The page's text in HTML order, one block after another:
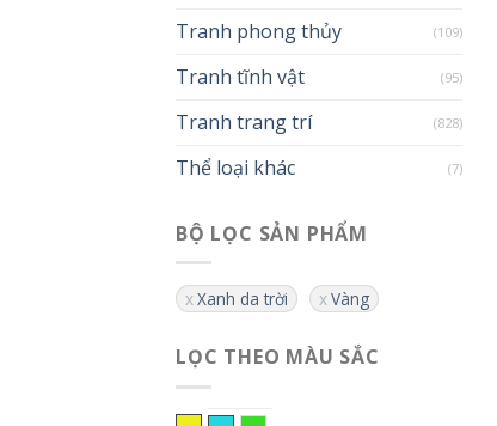
Tranh phong thủy (109)
Tranh tĩnh vật (95)
Tranh trang trí (828)
Thể loại khác (7)
BỘ LỌC SẢN PHẨM
Xanh da trời Vàng
LỌC THEO MÀU SẮC